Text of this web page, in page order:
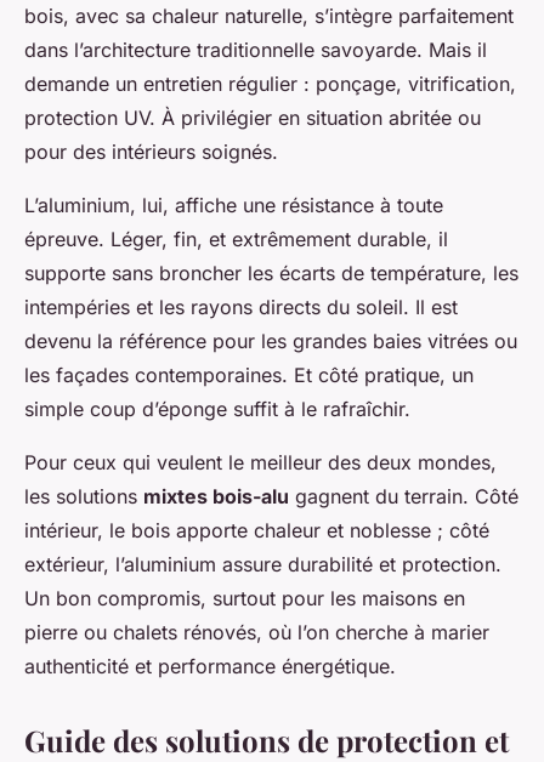
bois, avec sa chaleur naturelle, s’intègre parfaitement
dans l’architecture traditionnelle savoyarde. Mais il
demande un entretien régulier : ponçage, vitrification,
protection UV. À privilégier en situation abritée ou
pour des intérieurs soignés.
L’aluminium, lui, affiche une résistance à toute
épreuve. Léger, fin, et extrêmement durable, il
supporte sans broncher les écarts de température, les
intempéries et les rayons directs du soleil. Il est
devenu la référence pour les grandes baies vitrées ou
les façades contemporaines. Et côté pratique, un
simple coup d’éponge suffit à le rafraîchir.
Pour ceux qui veulent le meilleur des deux mondes,
les solutions mixtes bois-alu gagnent du terrain. Côté
intérieur, le bois apporte chaleur et noblesse ; côté
extérieur, l’aluminium assure durabilité et protection.
Un bon compromis, surtout pour les maisons en
pierre ou chalets rénovés, où l’on cherche à marier
authenticité et performance énergétique.
Guide des solutions de protection et